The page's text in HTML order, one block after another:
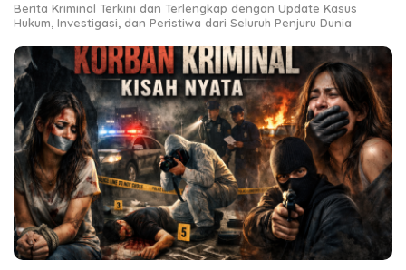
Berita Kriminal Terkini dan Terlengkap dengan Update Kasus
Hukum, Investigasi, dan Peristiwa dari Seluruh Penjuru Dunia